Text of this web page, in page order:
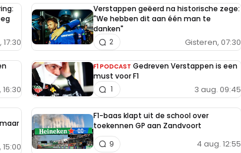
Verstappen geëerd na historische zege:
"We hebben dit aan één man te
danken"
Gisteren, 07:30
2
F1 PODCAST Gedreven Verstappen is een
must voor F1
3 aug. 09:45
1
F1-baas klapt uit de school over
toekennen GP aan Zandvoort
4 aug. 12:55
9